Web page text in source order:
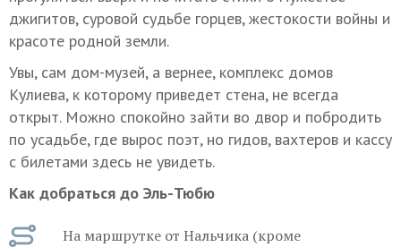
джигитов, суровой судьбе горцев, жестокости войны и
красоте родной земли.
Увы, сам дом-музей, а вернее, комплекс домов
Кулиева, к которому приведет стена, не всегда
открыт. Можно спокойно зайти во двор и побродить
по усадьбе, где вырос поэт, но гидов, вахтеров и кассу
с билетами здесь не увидеть.
Как добраться до Эль-Тюбю
На маршрутке от Нальчика (кроме